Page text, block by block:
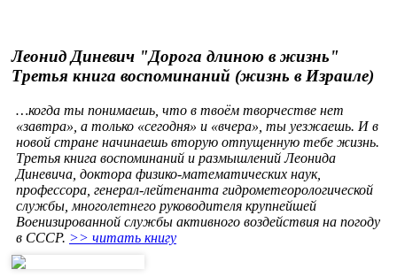
Леонид Диневич "Дорога длиною в жизнь"
Третья книга воспоминаний (жизнь в Израиле)
…когда ты понимаешь, что в твоём творчестве нет
«завтра», а только «сегодня» и «вчера», ты уезжаешь. И в
новой стране начинаешь вторую отпущенную тебе жизнь.
Третья книга воспоминаний и размышлений Леонида
Диневича, доктора физико-математических наук,
профессора, генерал-лейтенанта гидрометеорологической
службы, многолетнего руководителя крупнейшей
Военизированной службы активного воздействия на погоду
в СССР. >> читать книгу